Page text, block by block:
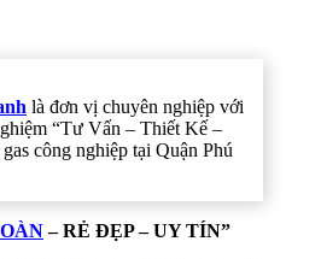
là đơn vị chuyên nghiệp với
“Tư Vấn – Thiết Kế –
công nghiệp tại Quận Phú
– RẺ ĐẸP – UY TÍN”